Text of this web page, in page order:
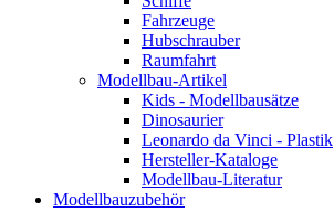
Fahrzeuge
Hubschrauber
Raumfahrt
Modellbau-Artikel
Kids - Modellbausätze
Dinosaurier
Leonardo da Vinci - Plastik
Hersteller-Kataloge
Modellbau-Literatur
Modellbauzubehör